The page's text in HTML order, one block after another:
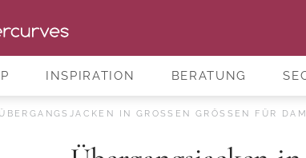
INSPIRATION BERATUNG
ÜBERGANGSJACKEN IN GROSSEN GRÖSSEN FÜR